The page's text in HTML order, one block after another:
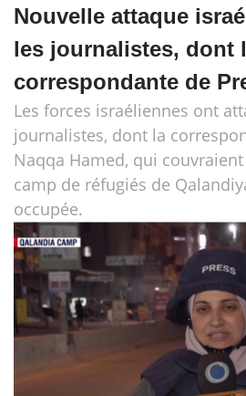
Nouvelle attaque
les journalistes, dont
correspondante de
Les forces israéliennes ont
journalistes, dont la
Naqqa Hamed, qui
camp de réfugiés de
occupée.